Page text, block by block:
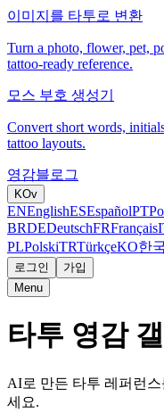
이미지를 타투로 변환
Turn a photo, flower, pet,
tattoo-ready reference.
모스 부호 생성기
Convert short words,
tattoo layouts.
영감블로그
KOv
ENEnglishESEspañolPT
BRDEDeutschFRFrançais
PLPolskiTRTürkçeKO한
로그인
가입
Menu
타투 영감
AI로 만든 타투 레퍼런
세요.